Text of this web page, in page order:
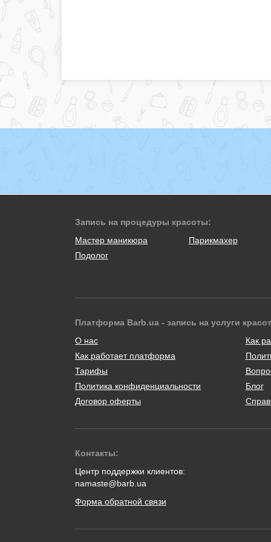
Запись на процедуры красоты:
Мастер маникюра
Парикмахер
Подолог
Платформа Barb.ua - запись на услуги
О нас
Как работает платформа
Тарифы
Политика конфиденциальности
Договор оферты
Как
Блог
Контакты:
Центр поддержки клиентов:
namaste@barb.ua
Форма обратной связи